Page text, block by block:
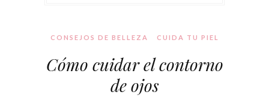
CONSEJOS DE BELLEZA CUIDA TU PIEL
Cómo cuidar el contorno
de ojos